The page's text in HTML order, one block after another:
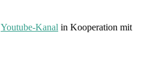
Youtube-Kanal in Kooperation mit